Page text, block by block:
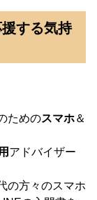
する気持
ためのスマホ＆
アドバイザー
の方々のスマホ